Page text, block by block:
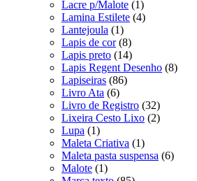
Lacre p/Malote (1)
Lamina Estilete (4)
Lantejoula (1)
Lapis de cor (8)
Lapis preto (14)
Lapis Regent Desenho (8)
Lapiseiras (86)
Livro Ata (6)
Livro de Registro (32)
Lixeira Cesto Lixo (2)
Lupa (1)
Maleta Criativa (1)
Maleta pasta suspensa (6)
Malote (1)